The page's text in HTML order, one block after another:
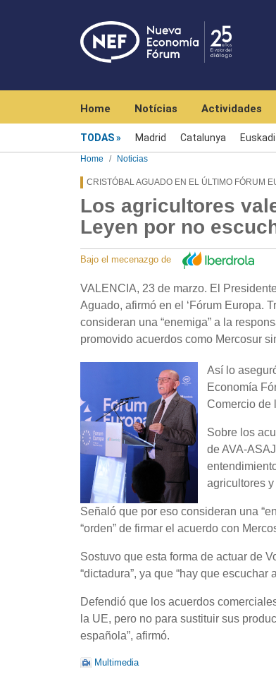
Home Notícias Actividades
TODAS Madrid Catalunya Euskadi
Home Noticias
CRISTÓBAL AGUADO EN EL ÚLTIMO FÓRUM
Los agricultores
Leyen por no
Bajo el mecenazgo de
VALENCIA, 23 de marzo. El
Aguado, afirmó en el ‘Fórum Europa.
consideran una “enemiga” a la
promovido acuerdos como Mercosur
Así lo
Economía
Comercio de
Sobre los
de AVA-
agricultores
Señaló que por eso consideran una
“orden” de firmar el acuerdo con
Sostuvo que esta forma de actuar de
“dictadura”, ya que “hay que escuchar
Defendió que los acuerdos
la UE, pero no para sustituir sus
española”, afirmó.
Multimedia